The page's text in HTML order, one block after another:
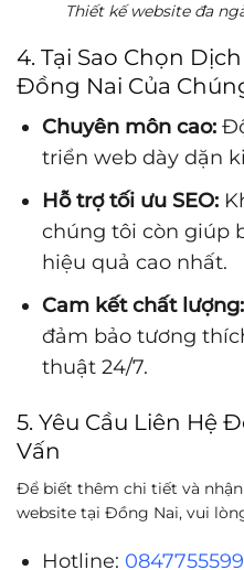
Thiết kế website đa
4. Tại Sao Chọn
Đồng Nai Của
Chuyên môn cao:
triển web dày dặn
Hỗ trợ tối ưu SEO:
chúng tôi còn giúp
hiệu quả cao nhất.
Cam kết chất lượng:
đảm bảo tương
thuật 24/7.
5. Yêu Cầu Liên Hệ
Vấn
Để biết thêm chi tiết và
website tại Đồng Nai, vui
Hotline: 0847755599